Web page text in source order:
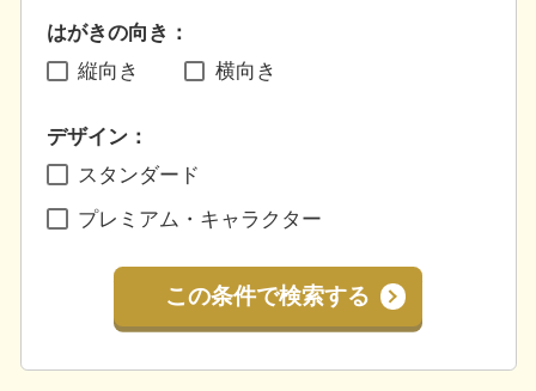
はがきの向き：
縦向き
横向き
デザイン：
スタンダード
プレミアム・キャラクター
この条件で検索する